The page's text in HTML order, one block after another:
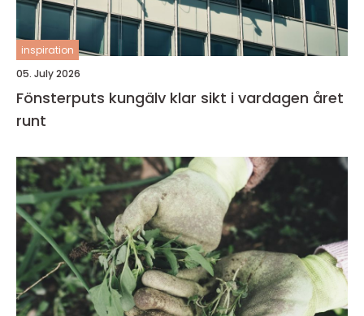
inspiration
05. July 2026
Fönsterputs kungälv klar sikt i vardagen året
runt